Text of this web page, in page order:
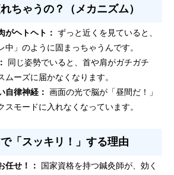
ちゃうの？（メカニズム）
がヘトヘト： ずっと近くを見ていると、
中」のように固まっちゃうんです。
同じ姿勢でいると、首や肩がガチガチ
ムーズに届かなくなります。
自律神経： 画面の光で脳が「昼間だ！」
スモードに入れなくなっています。
「スッキリ！」する理由
任せ！：
国家資格を持つ鍼灸師が、効く